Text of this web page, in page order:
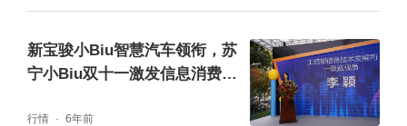
新宝骏小Biu智慧汽车领衔，苏
宁小Biu双十一激发信息消费再
行情 6年前